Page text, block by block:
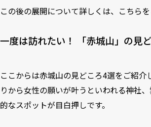
この後の展開について詳しくは、 こちら
一度は訪れたい！ 「赤城山」の見
ここからは赤城山の見どころ4選をご紹介
りから女性の願いが叶うといわれる神社
的なスポットが目白押しです。